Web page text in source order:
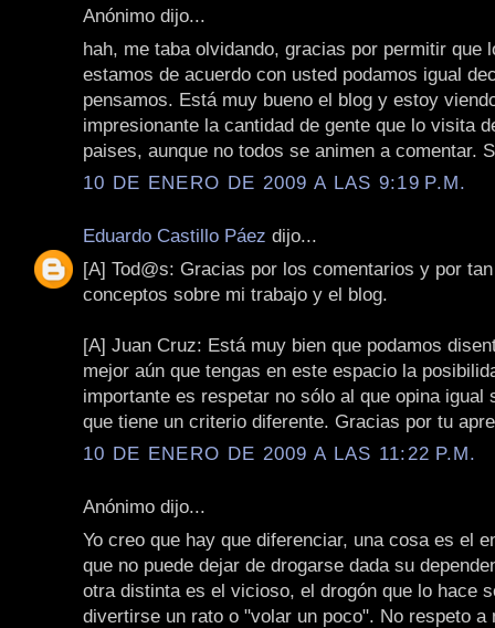
Anónimo dijo...
hah, me taba olvidando, gracias por permitir que
estamos de acuerdo con usted podamos igual
pensamos. Está muy bueno el blog y estoy
impresionante la cantidad de gente que lo visita
paises, aunque no todos se animen a comentar.
10 DE ENERO DE 2009 A LAS 9:19 P.M.
Eduardo Castillo Páez dijo...
[A] Tod@s: Gracias por los comentarios y por
conceptos sobre mi trabajo y el blog.
[A] Juan Cruz: Está muy bien que podamos
mejor aún que tengas en este espacio la
importante es respetar no sólo al que opina igual
que tiene un criterio diferente. Gracias por tu
10 DE ENERO DE 2009 A LAS 11:22 P.M.
Anónimo dijo...
Yo creo que hay que diferenciar, una cosa es el
que no puede dejar de drogarse dada su
otra distinta es el vicioso, el drogón que lo hace
divertirse un rato o "volar un poco". No respeto a